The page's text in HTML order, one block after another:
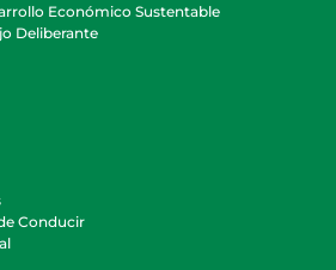
Económico Sustentable
Deliberante
Conducir